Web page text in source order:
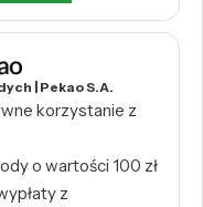
| Pekao S.A.
korzystanie z
o wartości 100 zł
z